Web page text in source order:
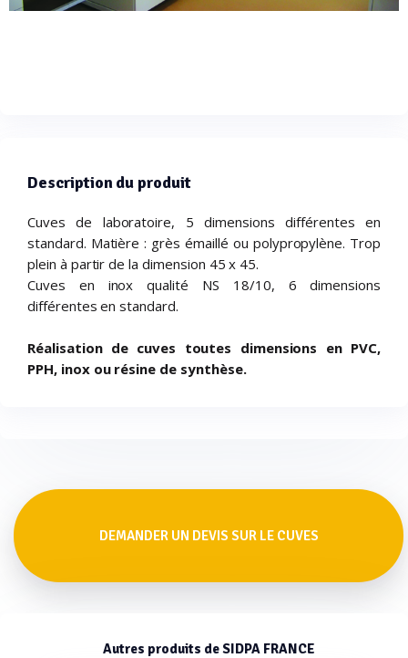
Description du produit
Cuves de laboratoire, 5 dimensions différentes en
standard. Matière : grès émaillé ou polypropylène. Trop
plein à partir de la dimension 45 x 45.
Cuves en inox qualité NS 18/10, 6 dimensions
différentes en standard.
Réalisation de cuves toutes dimensions en PVC,
PPH, inox ou résine de synthèse.
DEMANDER UN DEVIS SUR LE CUVES
Autres produits de SIDPA FRANCE